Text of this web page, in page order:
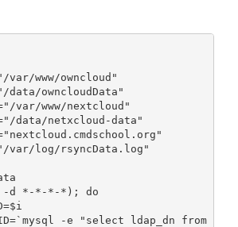
var/www/owncloud"
data/owncloudData"
var/www/nextcloud"
data/netxcloud-data"
var/log/rsyncData.log"
d *-*-*-*); do
-e "select ldap_dn from